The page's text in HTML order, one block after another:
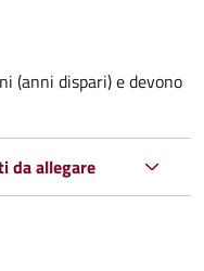
(anni dispari) e devono
da allegare